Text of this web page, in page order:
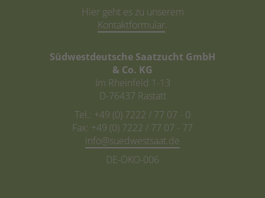
Hier geht es zu unserem
Kontaktformular.
Südwestdeutsche Saatzucht GmbH
& Co. KG
Im Rheinfeld 1-13
D-76437 Rastatt
Tel.: +49 (0) 7222 / 77 07 - 0
Fax: +49 (0) 7222 / 77 07 - 77
info@
DE-ÖKO-006